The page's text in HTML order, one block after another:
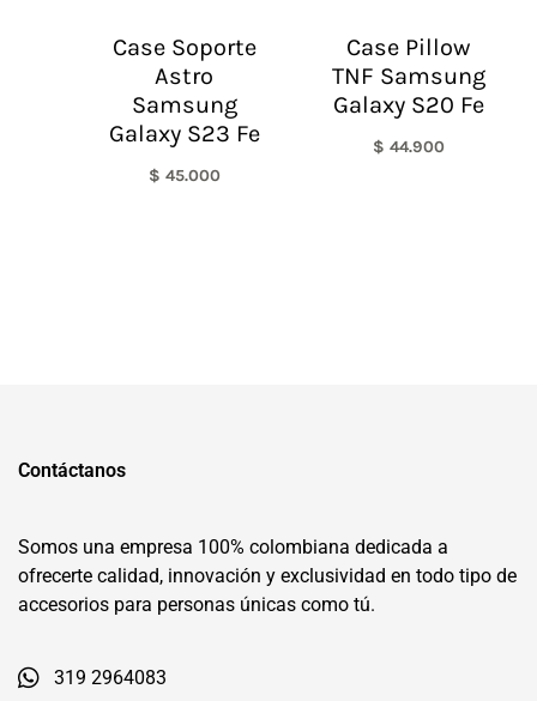
Case Soporte
Astro
Samsung
Galaxy S23 Fe
$ 45.000
Case Pillow
TNF Samsung
Galaxy S20 Fe
$ 44.900
Contáctanos
Somos una empresa 100% colombiana dedicada a
ofrecerte calidad, innovación y exclusividad en todo tipo de
accesorios para personas únicas como tú.
319 2964083